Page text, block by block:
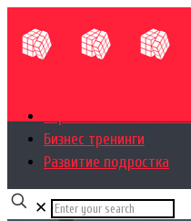
Бизнес тренинги
Развитие подростка
✕